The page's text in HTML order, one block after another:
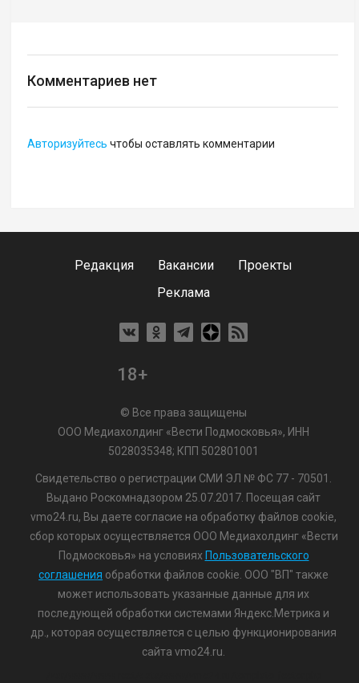
Комментариев нет
Авторизуйтесь чтобы оставлять комментарии
Редакция Вакансии
Проекты
Реклама
18+
© Все права защищены
ООО Медиахолдинг «Вести Подмосковья», ИНН
5028035348; КПП 502801001
Свидетельство о регистрации СМИ ЭЛ № ФС 77 - 70501.
Выдано Роскомнадзором 25.07.2017. Посещая сайт
vmo24.ru, Вы даете согласие на обработку файлов cookie,
сбор которых осуществляется ООО Медиахолдинг «Вести
Подмосковья» на условиях Пользовательского
соглашения обработки файлов cookie. ООО "ВП" также
может использовать указанные данные для их
последующей обработки системами Яндекс.Метрика и
др., которая осуществляется с целью функционирования
сайта vmo24.ru.